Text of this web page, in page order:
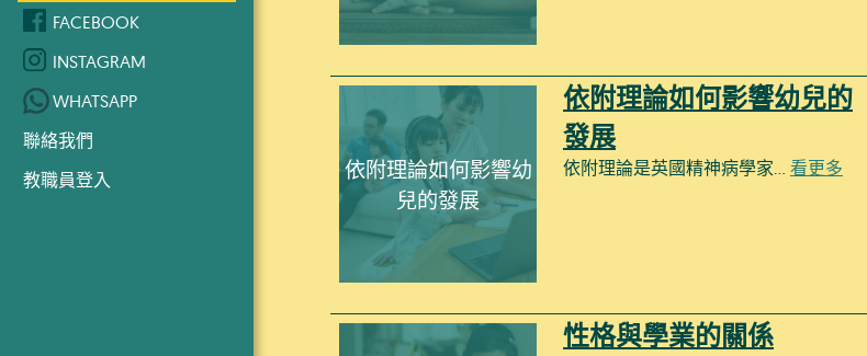
FACEBOOK
INSTAGRAM
WHATSAPP
聯絡我們
教職員登入
依附理論如何影響幼
兒的發展
依附理論如何影響幼兒的
發展
依附理論是英國精神病學家… 看更多
性格與學業的關係